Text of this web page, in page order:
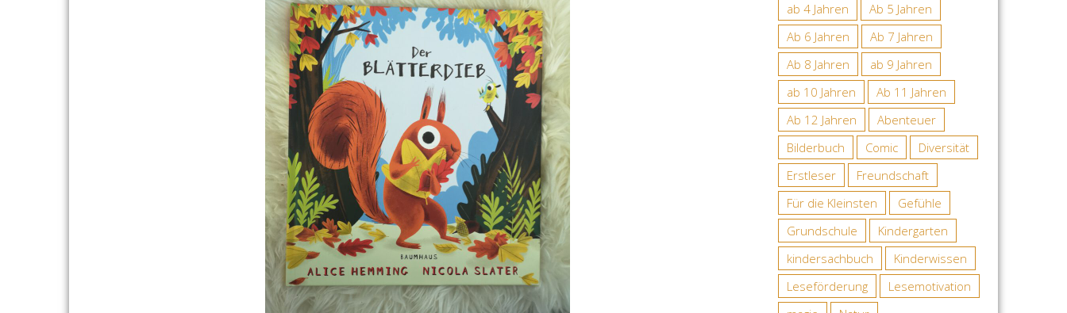
ab 4 Jahren
Ab 5 Jahren
Ab 6 Jahren
Ab 7 Jahren
Ab 8 Jahren
ab 9 Jahren
ab 10 Jahren
Ab 11 Jahren
Ab 12 Jahren
Abenteuer
Bilderbuch
Comic
Diversität
Erstleser
Freundschaft
Für die Kleinsten
Gefühle
Grundschule
Kindergarten
kindersachbuch
Kinderwissen
Leseförderung
Lesemotivation